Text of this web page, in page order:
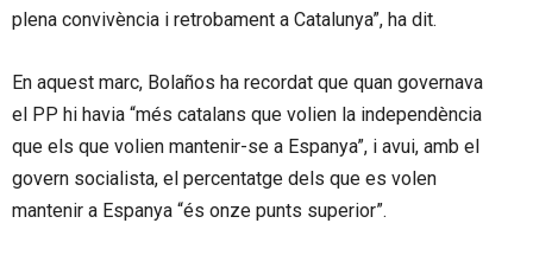
plena convivència i retrobament a Catalunya”, ha dit.
En aquest marc, Bolaños ha recordat que quan governava
el PP hi havia “més catalans que volien la independència
que els que volien mantenir-se a Espanya”, i avui, amb el
govern socialista, el percentatge dels que es volen
mantenir a Espanya “és onze punts superior”.